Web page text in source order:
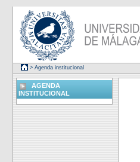
> Agenda institucional
AGENDA
INSTITUCIONAL